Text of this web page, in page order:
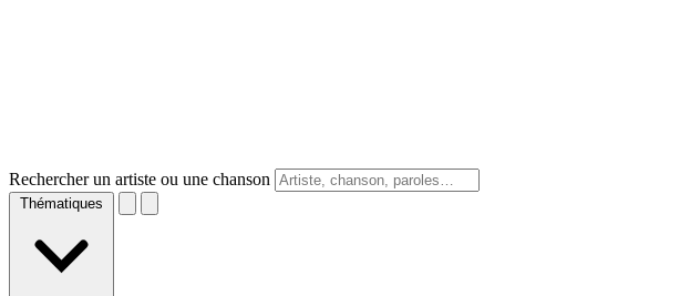
Rechercher un artiste ou une chanson
Thématiques